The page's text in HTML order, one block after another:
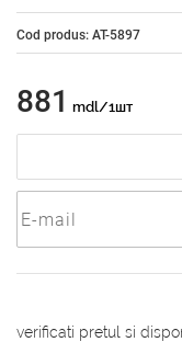
Cod produs: AT-5897
881 mdl/1шт
verificati pretul si